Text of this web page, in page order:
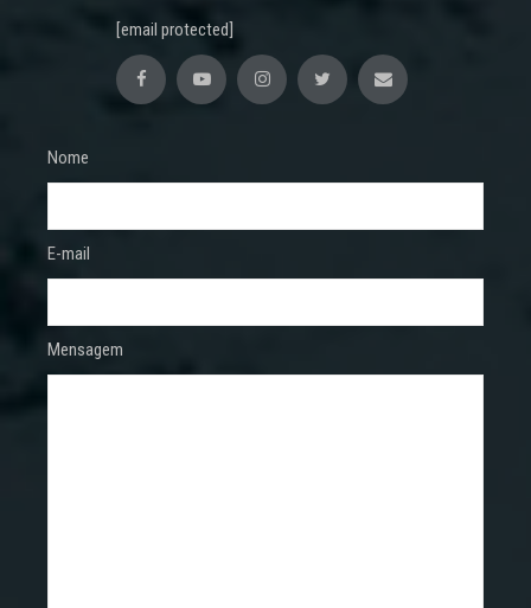
[email protected]
Nome
E-mail
Mensagem